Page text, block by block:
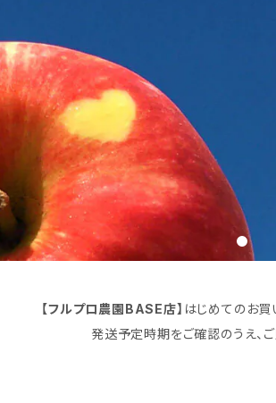
【フルプロ農園BASE店】 はじめてのお買
発送予定時期をご確認のうえ、